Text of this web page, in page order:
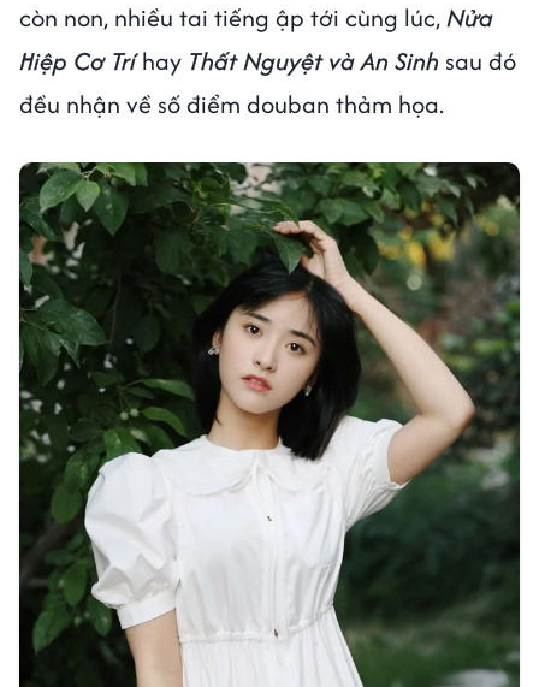
còn non, nhiều tai tiếng ập tới cùng lúc,Nửa
Hiệp Cơ Tríhay Thất Nguyệt và An Sinh sau đó
đều nhận về số điểm douban thảm họa.